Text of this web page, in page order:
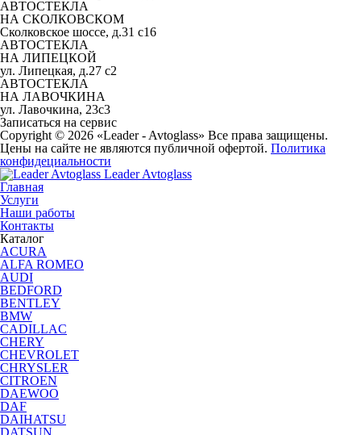
АВТОСТЕКЛА
НА СКОЛКОВСКОМ
Сколковское шоссе, д.31 с16
АВТОСТЕКЛА
НА ЛИПЕЦКОЙ
ул. Липецкая, д.27 с2
АВТОСТЕКЛА
НА ЛАВОЧКИНА
ул. Лавочкина, 23с3
Записаться на сервис
Copyright © 2026 «Leader - Avtoglass» Все права защищены.
Цены на сайте не являются публичной офертой. Политика
конфидециальности
Leader Avtoglass
Главная
Услуги
Наши работы
Контакты
Каталог
ACURA
ALFA ROMEO
AUDI
BEDFORD
BENTLEY
BMW
CADILLAC
CHERY
CHEVROLET
CHRYSLER
CITROEN
DAEWOO
DAF
DAIHATSU
DATSUN